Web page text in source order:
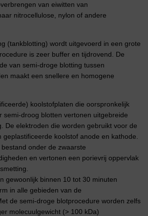
van eiwitten van
nitrocellulose, nylon of andere
(tankblotting) wordt uitgevoerd in een grote
is zeer buffer en tijdrovend. De
van semi-droge blotting tussen
maakt een snellere en homogene
koolstofplaten die oorspronkelijk
semi-droog blotten vertonen uitgebreide
De elektroden die worden gebruikt voor de
geplastificeerde koolstof anode en kathode.
onder de zwaarste
en vertonen een porievrij oppervlak
gewoonlijk binnen 10 tot 30 minuten
in alle gebieden van de
de semi-droge blotprocedure worden zelfs
molecuulgewicht (> 100 kDa)